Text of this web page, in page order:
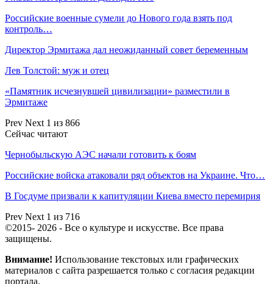
Российские военные сумели до Нового года взять под
контроль…
Директор Эрмитажа дал неожиданный совет беременным
Лев Толстой: муж и отец
«Памятник исчезнувшей цивилизации» разместили в
Эрмитаже
Prev Next 1 из 866
Сейчас читают
Чернобыльскую АЭС начали готовить к боям
Российские войска атаковали ряд объектов на Украине. Что…
В Госдуме призвали к капитуляции Киева вместо перемирия
Prev Next 1 из 716
©2015- 2026 - Все о культуре и искусстве. Все права
защищены.
Внимание! Использование текстовых или графических
материалов с сайта разрешается только c согласия редакции
портала.